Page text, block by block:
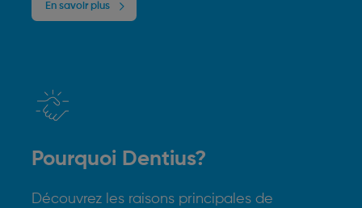
En savoir plus
Pourquoi Dentius?
Découvrez les raisons principales de